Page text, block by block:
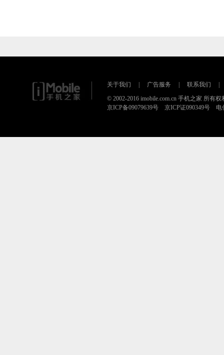
关于我们 广告服务 联系我们
© 2002-2016 imobile.com.cn 手机之家 所有权
京ICP备09079639号 京ICP证090349号 电